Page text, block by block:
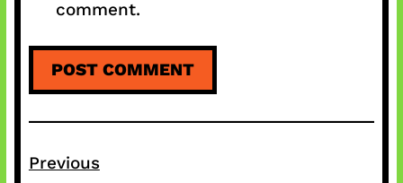
comment.
Previous